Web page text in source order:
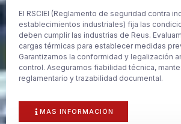
El RSCIEI (Reglamento de seguridad contra
establecimientos industriales) fija las
deben cumplir las industrias de Reus.
cargas térmicas para establecer medidas
Garantizamos la conformidad y legalización
control. Aseguramos fiabilidad técnica,
reglamentario y trazabilidad documental.
MAS INFORMACIÓN